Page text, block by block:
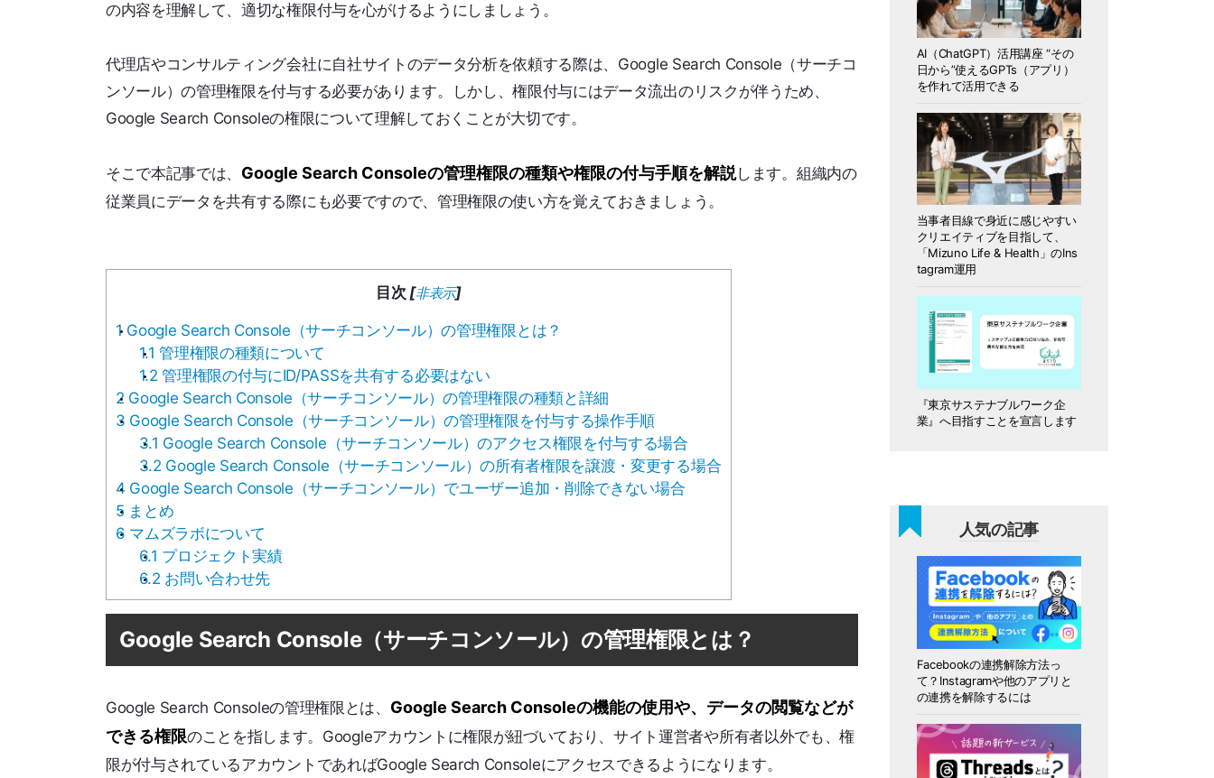
の内容を理解して、適切な権限付与を心がけるようにしましょう。
代理店やコンサルティング会社に自社サイトのデータ分析を依頼する際は、Google Search Console（サーチコ
ンソール）の管理権限を付与する必要があります。しかし、権限付与にはデータ流出のリスクが伴うため、
Google Search Consoleの権限について理解しておくことが大切です。
そこで本記事では、 Google Search Consoleの管理権限の種類や権限の付与手順を解説します。組織内の
従業員にデータを共有する際にも必要ですので、管理権限の使い方を覚えておきましょう。
目次 [非表示]
1Google Search Console（サーチコンソール）の管理権限とは？
1.1 管理権限の種類について
1.2 管理権限の付与にID/PASSを共有する必要はない
2 Google Search Console（サーチコンソール）の管理権限の種類と詳細
3 Google Search Console（サーチコンソール）の管理権限を付与する操作手順
3.1 Google Search Console（サーチコンソール）のアクセス権限を付与する場合
3.2 Google Search Console（サーチコンソール）の所有者権限を譲渡・変更する場合
4 Google Search Console（サーチコンソール）でユーザー追加・削除できない場合
5まとめ
6 マムズラボについて
6.1 プロジェクト実績
6.2 お問い合わせ先
Google Search Console（サーチコンソール）の管理権限とは？
Google Search Consoleの管理権限とは、 Google Search Consoleの機能の使用や、データの閲覧などが
できる権限のことを指します。Googleアカウントに権限が紐づいており、サイト運営者や所有者以外でも、権
限が付与されているアカウントであればGoogle Search Consoleにアクセスできるようになります。
AI（ChatGPT）活用講座 “その
日から”使えるGPTs（アプリ）
を作れて活用できる
当事者目線で身近に感じやすい
クリエイティブを目指して、
「Mizuno Life & Health」のIns
tagram運用
『東京サステナブルワーク企
業』へ目指すことを宣言します
人気の記事
Facebookの連携解除方法っ
て？Instagramや他のアプリと
の連携を解除するには